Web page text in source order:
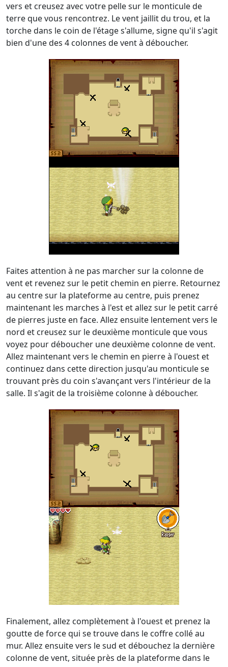
vers et creusez avec votre pelle sur le monticule de
terre que vous rencontrez. Le vent jaillit du trou, et la
torche dans le coin de l'étage s'allume, signe qu'il s'agit
bien d'une des 4 colonnes de vent à déboucher.
Faites attention à ne pas marcher sur la colonne de
vent et revenez sur le petit chemin en pierre. Retournez
au centre sur la plateforme au centre, puis prenez
maintenant les marches à l'est et allez sur le petit carré
de pierres juste en face. Allez ensuite lentement vers le
nord et creusez sur le deuxième monticule que vous
voyez pour déboucher une deuxième colonne de vent.
Allez maintenant vers le chemin en pierre à l'ouest et
continuez dans cette direction jusqu'au monticule se
trouvant près du coin s'avançant vers l'intérieur de la
salle. Il s'agit de la troisième colonne à déboucher.
Finalement, allez complètement à l'ouest et prenez la
goutte de force qui se trouve dans le coffre collé au
mur. Allez ensuite vers le sud et débouchez la dernière
colonne de vent, située près de la plateforme dans le